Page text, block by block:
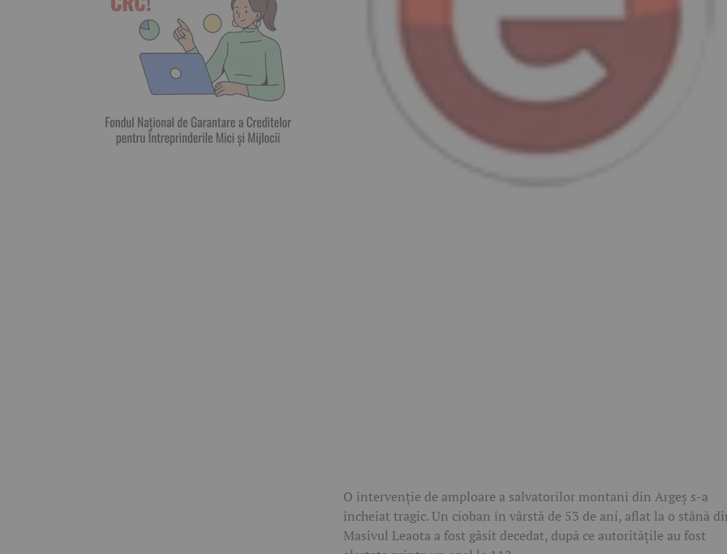
O intervenție de amploare a salvatorilor montani din Argeș s-a
încheiat tragic. Un cioban în vârstă de 53 de ani, aflat la o stână
Masivul Leaota a fost găsit decedat, după ce autoritățile au fost